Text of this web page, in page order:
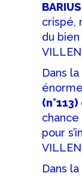
crispé,
du bien
Dans
énorme
(n°113)
chance
pour
Dans